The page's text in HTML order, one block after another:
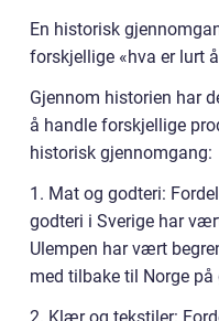
En historisk
forskjellige «hva er lurt
Gjennom historien har
å handle forskjellige
historisk gjennomgang:
1. Mat og godteri:
godteri i Sverige har
Ulempen har vært
med tilbake til Norge på